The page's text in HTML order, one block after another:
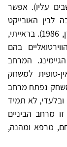
עליו). אפשר
לבין האובייקט
שחושבים עליו, שאותה מבצע הסובייקט (אוגדן, 1986). בראייתי,
בהם
המרחב
סופית למשחק
נפתח מרחב
ובלעדי, לא תמיד
מרחב הביניים
מרפא ומהנה,